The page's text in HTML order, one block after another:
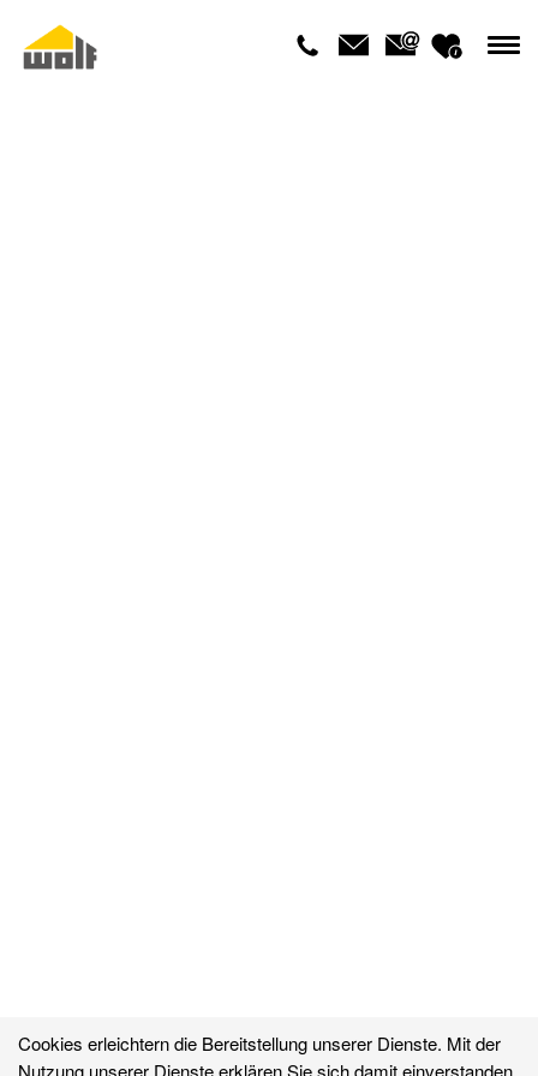
Cookies erleichtern die Bereitstellung unserer Dienste. Mit der
Nutzung unserer Dienste erklären Sie sich damit einverstanden,